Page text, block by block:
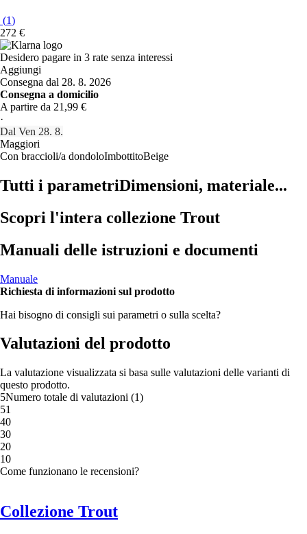
(1)
272 €
Desidero pagare in 3 rate senza interessi
Aggiungi
Consegna dal 28. 8. 2026
Consegna a domicilio
A partire da 21,99 €
·
Dal Ven 28. 8.
Maggiori
Con braccioli/a dondoloImbottitoBeige
Tutti i parametriDimensioni, materiale...
Scopri l'intera collezione Trout
Manuali delle istruzioni e documenti
Manuale
Richiesta di informazioni sul prodotto
Hai bisogno di consigli sui parametri o sulla scelta?
Valutazioni del prodotto
La valutazione visualizzata si basa sulle valutazioni delle varianti di
questo prodotto.
5Numero totale di valutazioni (1)
51
40
30
20
10
Come funzionano le recensioni?
Collezione Trout